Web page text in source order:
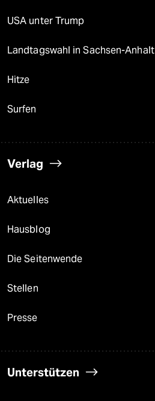
USA unter Trump
Landtagswahl in Sachsen-Anhalt
Hitze
Surfen
Verlag
Aktuelles
Hausblog
Die Seitenwende
Stellen
Presse
Unterstützen